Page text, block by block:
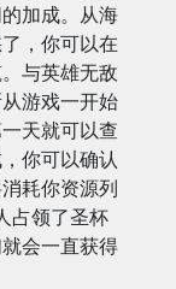
加成。从海
，你可以在
与英雄无敌
游戏一开始
天就可以查
你可以确认
耗你资源列
占领了圣杯
会一直获得